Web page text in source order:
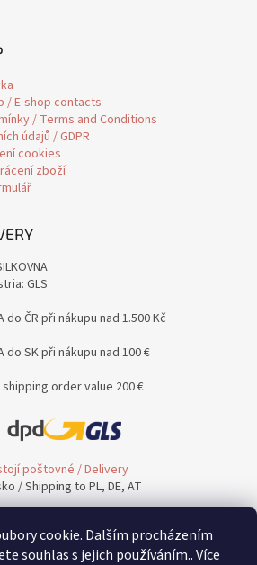
cookie. Dalším procházením
souhlas s jejich používáním.. Více
/ E-shop contacts
/ Terms and Conditions
údajů / GDPR
cookies
zboží
GLS
do ČR při nákupu nad 1.500 Kč
do SK při nákupu nad 100 €
shipping order value 200 €
poštovné / Delivery
/ Shipping to PL, DE, AT